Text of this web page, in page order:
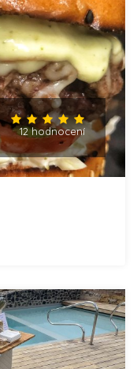
12 hodnocení